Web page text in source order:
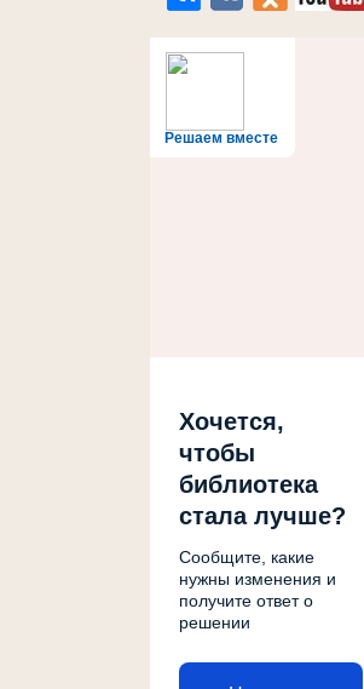
Решаем вместе
Хочется,
чтобы
библиотека
стала лучше?
Сообщите, какие
нужны изменения и
получите ответ о
решении